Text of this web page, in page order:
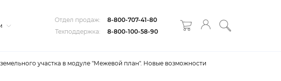
Отдел продаж:
8-800-707-41-80
Техподдержка:
8-800-100-58-90
участка в модуле "Межевой план". Новые возможности